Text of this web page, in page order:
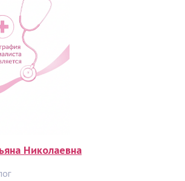
Николаевна